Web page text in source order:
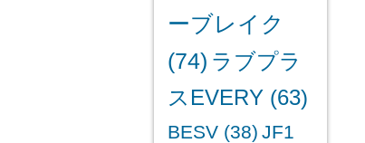
ーブレイク
(74) ラブプラ
スEVERY(63)
BESV(38) JF1